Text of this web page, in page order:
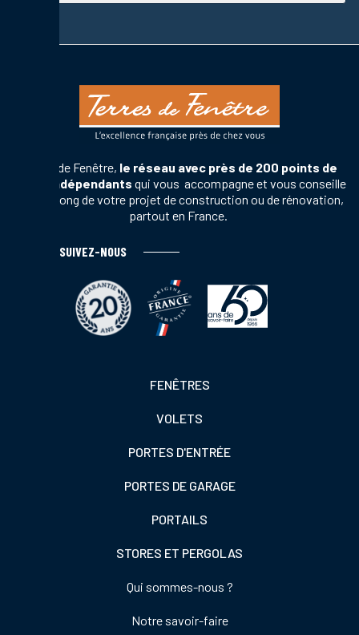
Terres de Fenêtre, le réseau avec près de 200 points de
vente indépendants qui vous accompagne et vous conseille
tout au long de votre projet de construction ou de rénovation,
partout en France.
SUIVEZ-NOUS
FENÊTRES
VOLETS
PORTES D'ENTRÉE
PORTES DE GARAGE
PORTAILS
STORES ET PERGOLAS
Qui sommes-nous ?
Notre savoir-faire